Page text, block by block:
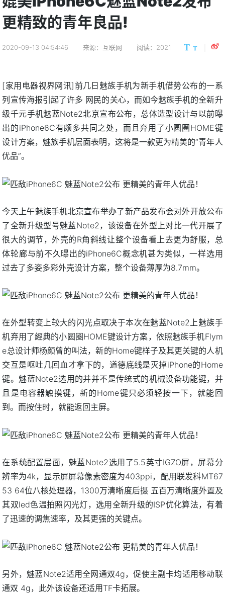
更精致的青年良品!
2020-09-13 04:54:46 来源：互联网 阅读：2021
[家用电器视界网讯]前几日魅族手机为新手机借势公布的一系
列宣传海报引起了许多 网民的关心，而如今魅族手机的全新升
级千元手机魅蓝Note2北京宣布公布，总体造型设计与以前曝
出的iPhone6C有颇多共同之处，而且弃用了小圆圈HOME键
设计方案，魅族手机层面表明，这将是一款更为精美的“青年人
优品”。
今天上午魅族手机北京宣布举办了新产品发布会对外开放公布
了全新升级型号魅蓝Note2，该设备在外型上对比一代开展了
很大的调节，外壳的R角斜线让整个设备看上去更为舒服，总
体轮廊与前不久曝出的iPhone6C概念机甚为类似，一样选用
过去了多姿多彩外壳设计方案，整个设备薄厚为8.7mm。
在外型转变上较大的闪光点取决于本次在魅蓝Note2上魅族手
机弃用了經典的小圆圈HOME键设计方案，依照魅族手机Flym
e总设计师杨颜曾的叫法，新的Home键样子及其更关键的人机
交互是呕吐几回血才拿下的，道德底线是灭掉iPhone的Home
键。魅蓝Note2选用的并并不是传统式的机械设备功能键，并
且是电容器触摸键，新的Home键只必须轻按一下，就能回
到。而按住时，就能返回主屏。
在系统配置层面，魅蓝Note2选用了5.5英寸IGZO屏，屏幕分
辨率为4k，显示屏屏幕像素密度为403ppi，配用联发科MT67
53 64位八核处理器，1300万清晰度后摄 五百万清晰度外置及
其双led色温拍照闪光灯，选用全新升级的ISP优化算法，有着
了迅速的调焦速率，及其更强的关键点。
另外，魅蓝Note2适用全网通双4g，促使主副卡均适用移动联
通双 4g，此外该设备还适用TF卡拓展。